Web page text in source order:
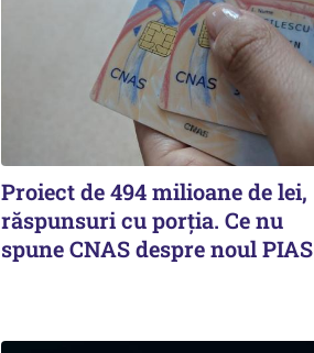
Proiect de 494 milioane de lei,
răspunsuri cu porția. Ce nu
spune CNAS despre noul PIAS